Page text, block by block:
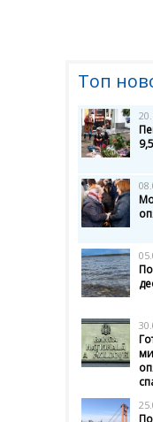
Топ